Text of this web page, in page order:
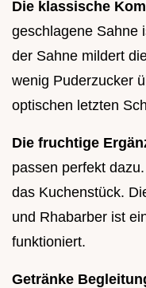
Die klassische
geschlagene Sahne
der Sahne mildert
wenig Puderzucker
optischen letzten
Die fruchtige
passen perfekt
das Kuchenstück.
und Rhabarber ist
funktioniert.
Getränke